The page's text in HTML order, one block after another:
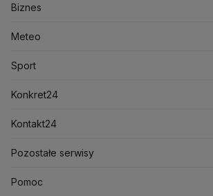
Kryptowaluty
Lotnisko Chopina
Mariusz Błaszczak
Mark Zuckerberg
Ministerstwo Aktywów Państwowych
Ministerstwo Infrastruktury
Ministerstwo Rolnictwa
Biznes
Meteo
Sport
Zdrowie
Technologia
Podcasty
Artykuły
Newslettery
Fakty po Faktach
Fakty o Świecie
Ludzie Faktów
Warszawa
Łódź
Katowice
Kraków
Poznań
Trójmiasto
Biznes
Najnowsze
Notowania
Pieniądze
Nieruchomości
Rynki
Dla firm
Meteo
Pogoda godzinowa
Pogoda długoterminowa
Pogoda na jutro
Pogoda na weekend
Najnowsze
Sport
Piłka Nożna
Tenis
Kolarstwo
Skoki Narciarskie
Konkret24
Najnowsze
Polska
Świat
Kontakt24
Najnowsze
Gorące Tematy
Pozostałe serwisy
TVN
Pomoc